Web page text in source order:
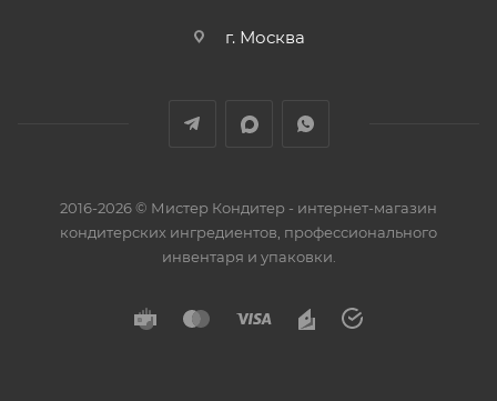
г. Москва
2016-2026 © Мистер Кондитер - интернет-магазин
кондитерских ингредиентов, профессионального
инвентаря и упаковки.